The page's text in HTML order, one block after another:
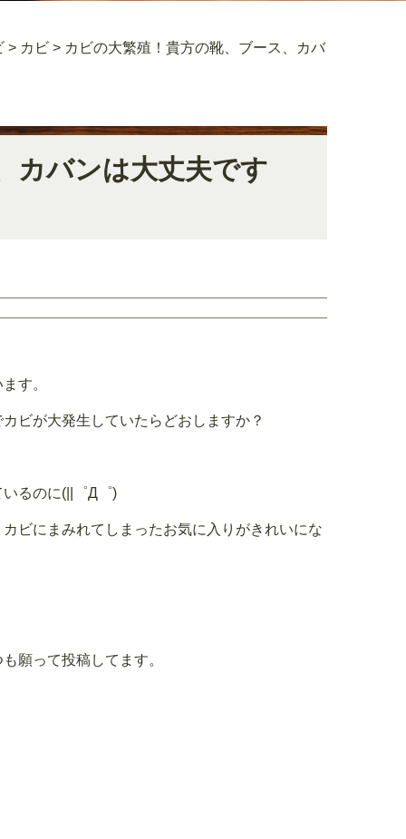
> カビ> カビの大繁殖！貴方の靴、ブース、カバ
カバンは大丈夫です
す。
ビが大発生していたらどおしますか？
るのに(||゜Д゜)
ビにまみれてしまったお気に入りがきれいにな
願って投稿してます。